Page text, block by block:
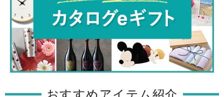
おすすめアイテム紹介